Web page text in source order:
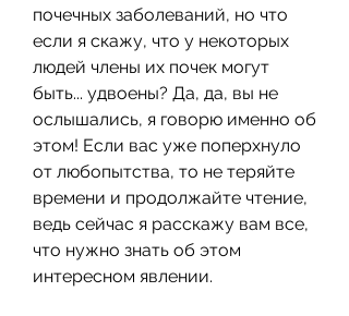
почечных заболеваний, но что
если я скажу, что у некоторых
людей члены их почек могут
быть... удвоены? Да, да, вы не
ослышались, я говорю именно об
этом! Если вас уже поперхнуло
от любопытства, то не теряйте
времени и продолжайте чтение,
ведь сейчас я расскажу вам все,
что нужно знать об этом
интересном явлении.